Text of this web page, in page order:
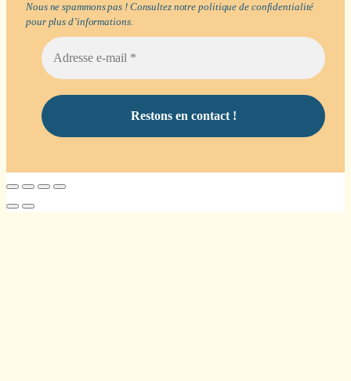
Nous ne spammons pas ! Consultez notrepolitique de confidentialité
pour plus d’informations.